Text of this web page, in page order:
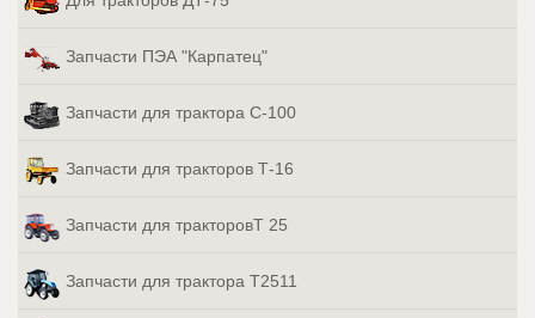
Запчасти ПЭА "Карпатец"
Запчасти для трактора С-100
Запчасти для тракторов Т-16
Запчасти для тракторовТ 25
Запчасти для трактора Т2511